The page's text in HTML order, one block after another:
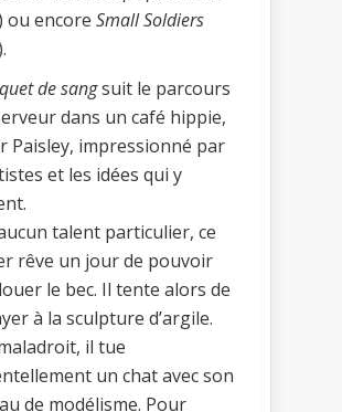
ou encore Small Soldiers
de sangsuit le parcours
dans un café hippie,
Paisley, impressionné par
et les idées qui y
talent particulier, ce
rêve un jour de pouvoir
le bec. Il tente alors de
à la sculpture d’argile.
il tue
un chat avec son
de modélisme. Pour